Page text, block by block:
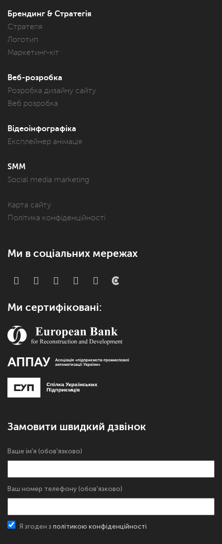
Брендинг & Стратегія
Стратегія
Логотип
Маркетинг-кіт
Веб-розробка
Розробка дизайну сайту
Веб розробка
Відеоінфографіка
Експлейнер анімація
SMM
Social media marketing
Карта сайту
Політика конфіденційності
Ми в соціальних мережах
Ми сертифіковані:
Замовити швидкий дзвінок
Ваше ім'я (обов'язково)
Ваш номер телефону (обов'язково)
Я згоден з політикою конфіденційності